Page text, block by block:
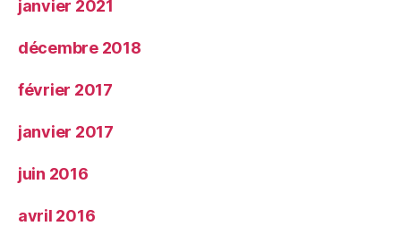
janvier 2021
décembre 2018
février 2017
janvier 2017
juin 2016
avril 2016